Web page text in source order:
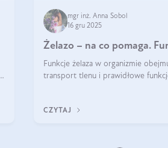
mgr inż. Anna Sobol
16 gru 2025
Żelazo – na co pomaga.
Funkcje żelaza w organizmie
transport tlenu i prawidłowe
etapie życia.
CZYTAJ